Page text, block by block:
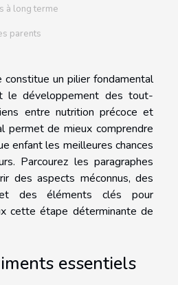
à long terme
parents
constitue un pilier fondamental
le développement des tout-
entre nutrition précoce et
permet de mieux comprendre
enfant les meilleures chances
Parcourez les paragraphes
des aspects méconnus, des
des éléments clés pour
cette étape déterminante de
essentiels